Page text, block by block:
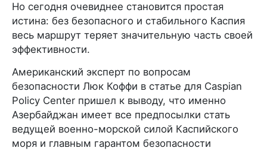
Но сегодня очевиднее становится простая
истина: без безопасного и стабильного Каспия
весь маршрут теряет значительную часть своей
эффективности.
Американский эксперт по вопросам
безопасности Люк Коффи в статье для Caspian
Policy Center пришел к выводу, что именно
Азербайджан имеет все предпосылки стать
ведущей военно-морской силой Каспийского
моря и главным гарантом безопасности